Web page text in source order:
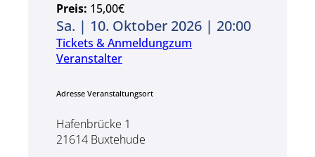
Preis: 15,00€
Sa. | 10. Oktober 2026 | 20:00
Tickets & Anmeldungzum
Veranstalter
Adresse Veranstaltungsort
Hafenbrücke 1
21614 Buxtehude